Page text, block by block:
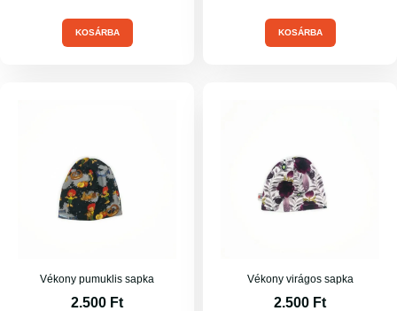
KOSÁRBA KOSÁRBA
Vékony pumuklis sapka
2.500 Ft
Vékony virágos sapka
2.500 Ft